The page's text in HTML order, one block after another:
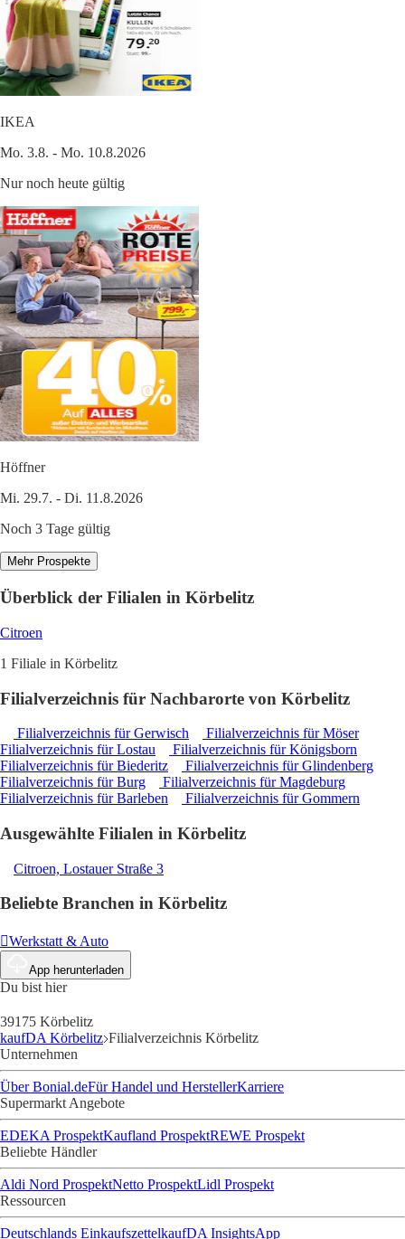
IKEA
Mo. 3.8. - Mo. 10.8.2026
Nur noch heute gültig
Höffner
Mi. 29.7. - Di. 11.8.2026
Noch 3 Tage gültig
Mehr Prospekte
Überblick der Filialen in Körbelitz
Citroen
1 Filiale in Körbelitz
Filialverzeichnis für Nachbarorte von Körbelitz
Filialverzeichnis für Gerwisch
Filialverzeichnis für Möser
Filialverzeichnis für Lostau
Filialverzeichnis für Königsborn
Filialverzeichnis für Biederitz
Filialverzeichnis für Glindenberg
Filialverzeichnis für Burg
Filialverzeichnis für Magdeburg
Filialverzeichnis für Barleben
Filialverzeichnis für Gommern
Ausgewählte Filialen in Körbelitz
Citroen, Lostauer Straße 3
Beliebte Branchen in Körbelitz
Werkstatt & Auto
App herunterladen
Du bist hier
39175 Körbelitz
kaufDA Körbelitz Filialverzeichnis Körbelitz
Unternehmen
Über Bonial.deFür Handel und HerstellerKarriere
Supermarkt Angebote
EDEKA ProspektKaufland ProspektREWE Prospekt
Beliebte Händler
Aldi Nord ProspektNetto ProspektLidl Prospekt
Ressourcen
Deutschlands EinkaufszettelkaufDA InsightsApp